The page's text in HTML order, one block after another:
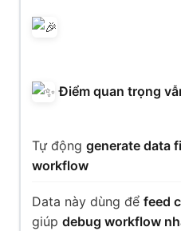
Điểm quan trọng
Tự độnggenerate data
workflow
Data này dùng đểfeed
giúpdebug workflow